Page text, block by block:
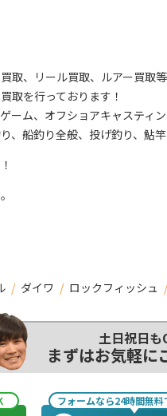
取、リール買取、ルアー買取
取を行っております！
ーム、オフショアキャスティ
、船釣り全般、投げ釣り、鮎
/ ダイワ / ロックフィッシュ /
土日祝日も
まずはお気軽に
フォームなら24時間無料